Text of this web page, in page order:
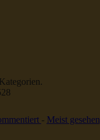
- Meist gesehen